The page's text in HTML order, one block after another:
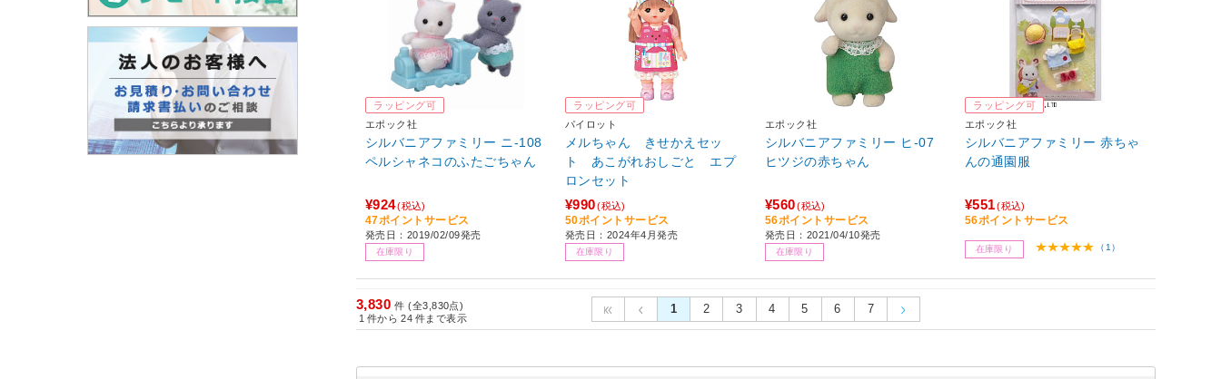
ラッピング可
エポック社
シルバニアファミリー ニ-108
ペルシャネコのふたごちゃん
¥924(税込)
47ポイントサービス
発売日：2019/02/09発売
在庫限り
ラッピング可
パイロット
メルちゃん きせかえセッ
ト あこがれおしごと エプ
ロンセット
¥990 (税込)
50ポイントサービス
発売日：2024年4月発売
在庫限り
エポック社
シルバニアファミリー ヒ-07
ヒツジの赤ちゃん
¥560 (税込)
56ポイントサービス
発売日：2021/04/10発売
在庫限り
ラッピング可
エポック社
シルバニアファミリー 赤ちゃ
んの通園服
¥551 (税込)
56ポイントサービス
在庫限り （1）
3,830 件 (全3,830点)
1 件から 24 件まで表示
1 2 3 4 5 6 7